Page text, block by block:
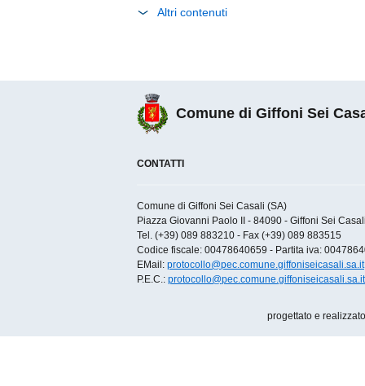
Altri contenuti
Comune di Giffoni Sei
CONTATTI
Comune di Giffoni Sei Casali (SA)
Piazza Giovanni Paolo II - 84090 - Giffoni Sei
Tel. (+39) 089 883210 - Fax (+39) 089 883515
Codice fiscale: 00478640659 - Partita iva:
EMail: protocollo@pec.comune.giffoniseicasali.sa.it
P.E.C.: protocollo@pec.comune.giffoniseicasali.sa.it
progettato e